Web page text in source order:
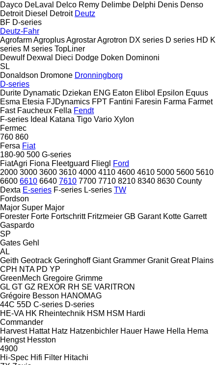
Dayco DeLaval Delco Remy Delimbe Delphi Denis Denso
Detroit Diesel Detroit Deutz
BF D-series
Deutz-Fahr
AgrofarmAgroplusAgrostarAgrotron DX series D series HD K
series M series TopLiner
Dewulf Dexwal Dieci Dodge Doken Dominoni
SL
Donaldson Dromone Dronningborg
D-series
Durite Dynamatic Dziekan ENG Eaton Elibol Epsilon Equus
Esma Etesia FJDynamics FPT Fantini Faresin Farma Farmet
Fast Faucheux Fella Fendt
F-series Ideal Katana Tigo Vario Xylon
Fermec
760 860
Fersa Fiat
180-90 500 G-series
FiatAgri Fiona Fleetguard Fliegl
Ford
2000 3000 3600 3610 4000 4110 4600 4610 5000 5600 5610
6600 6610 6640 7610 7700 7710 8210 8340 8630 County
Dexta E-series F-series L-series TW
Fordson
Major Super Major
Forester Forte Fortschritt Fritzmeier GB Garant Kotte Garrett
Gaspardo
SP
Gates Gehl
AL
Geith Geotrack Geringhoff Giant Grammer Granit Great Plains
CPH NTA PD YP
GreenMech Gregoire Grimme
GL GT GZ REXOR RH SE VARITRON
Grégoire Besson HANOMAG
44C 55D C-series D-series
HE-VA HK Rheintechnik HSM HSM Hardi
Commander
Harvest Hattat Hatz Hatzenbichler Hauer Hawe Hella Hema
Hengst Hesston
4900
Hi-Spec Hifi Filter Hitachi